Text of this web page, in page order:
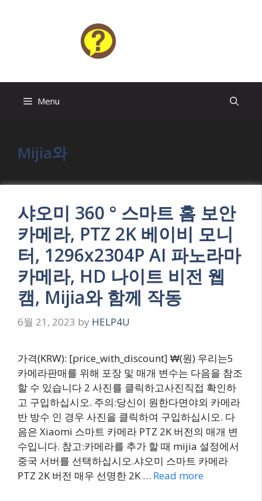
Menu
Mijia와
샤오미 360 ° 스마트 홈 보안
카메라, PTZ 2K 베이비 모니
터, 1296x2304P AI 파노라마
카메라, HD 나이트 비전 웹
캠, Mijia와 함께 작동
6월 21, 2023 by HELP4U
가격(KRW): [price_with_discount] ₩(원) 우리는5
카메라판매를 위해 포장 및 매개 변수는 다음을 참조
할 수 있습니다 2 사진를 클릭하고사진직접 확인하
고 구입하십시오. 주의:당신이 원한다면야외 카메라
반 방수 인 경우 사진을 클릭하여 구입하십시오. 다
음은 Xiaomi 스마트 카메라 PTZ 2K 버전의 매개 변
수입니다. 참고:카메라를 추가 할 때 mijia 설정에서
중국 서버를 선택하십시오.샤오미 스마트 카메라
PTZ 2K 버전 매우 선명한 2K … Read more